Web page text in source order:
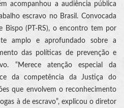
acompanhou a audiência pública
escravo no Brasil. Convocada
Bispo (PT-RS), o encontro tem por
amplo e aprofundado sobre a
das políticas de prevenção e
“Merece atenção especial da
da competência da Justiça do
que envolvem o reconhecimento
à de escravo”, explicou o diretor